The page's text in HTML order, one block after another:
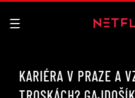
KARIÉRA V PRAZE A